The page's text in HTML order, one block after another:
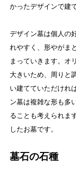
かったデザインで建
デザイン墓は個人の
れやすく、形やがま
まっていきます。オ
大きいため、周りと
い建てていただけれ
ン墓は複雑な形も多
ることも考えられま
したお墓です。
墓石の石種